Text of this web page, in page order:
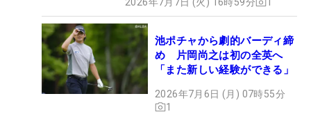
池ポチャから劇的バーディ締
め 片岡尚之は初の全英へ
「また新しい経験ができる」
2026年7月6日 (月) 07時55分
1